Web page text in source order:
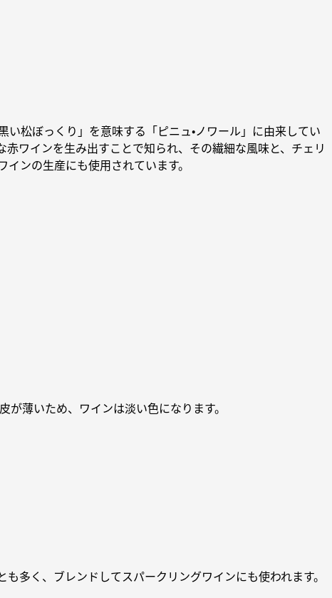
松ぼっくり」を意味する「ピニュ・ノワール」に由来してい
ワインを生み出すことで知られ、その繊細な風味と、チェリ
ンの生産にも使用されています。
が薄いため、ワインは淡い色になります。
多く、ブレンドしてスパークリングワインにも使われます。